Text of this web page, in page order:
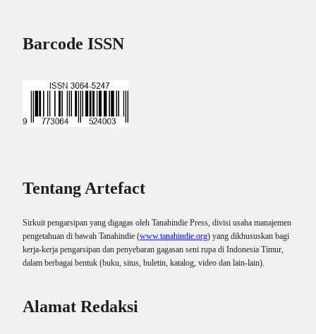
Barcode ISSN
Tentang Artefact
Sirkuit pengarsipan yang digagas oleh Tanahindie Press, divisi usaha manajemen
pengetahuan di bawah Tanahindie (www.tanahindie.org) yang dikhususkan bagi
kerja-kerja pengarsipan dan penyebaran gagasan seni rupa di Indonesia Timur,
dalam berbagai bentuk (buku, situs, buletin, katalog, video dan lain-lain).
Alamat Redaksi